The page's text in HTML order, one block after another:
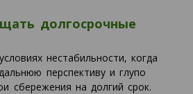
долгосрочные
нестабильности, когда
перспективу и глупо
сбережения на долгий срок.